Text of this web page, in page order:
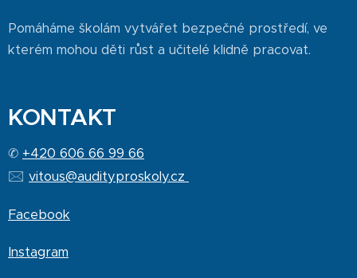
Pomáháme školám vytvářet bezpečné prostředí, ve
kterém mohou děti růst a učitelé klidně pracovat.
KONTAKT
✆ +420 606 66 99 66
🖂 vitous@audityproskoly.cz
Facebook
Instagram